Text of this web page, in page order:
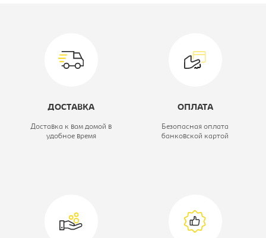
Тумба
Ширина, мм:
ДОСТАВКА
Доставка к вам домой в
удобное время
ОПЛАТА
Безопасная оплата
банковской картой